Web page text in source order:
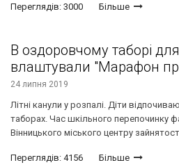
Переглядів: 3000 Більше
В оздоровчому таборі для
влаштували "Марафон
24 липня 2019
Літні канули у розпалі. Діти
таборах. Час шкільного перепочинку
Вінницького міського центру
Переглядів: 4156 Більше